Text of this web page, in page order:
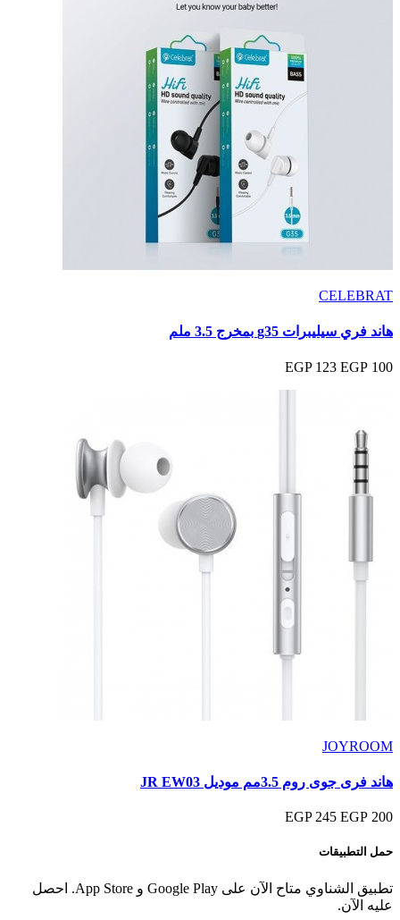
CELEBRAT
هاند فري سيليبرات g35 بمخرج 3.5 ملم
100 EGP
123 EGP
JOYROOM
هاند فرى جوى روم 3.5مم موديل JR EW03
200 EGP
245 EGP
حمل التطبيقات
تطبيق الشناوي متاح الآن على Google Play و App Store. احصل
عليه الآن.